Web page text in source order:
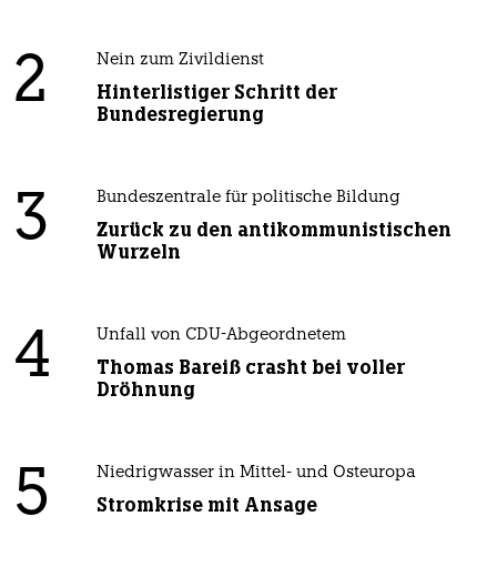
2 Nein zum Zivildienst
Hinterlistiger Schritt der
Bundesregierung
3 Bundeszentrale für politische Bildung
Zurück zu den antikommunistischen
Wurzeln
4 Unfall von CDU-Abgeordnetem
Thomas Bareiß crasht bei voller
Dröhnung
5 Niedrigwasser in Mittel- und Osteuropa
Stromkrise mit Ansage